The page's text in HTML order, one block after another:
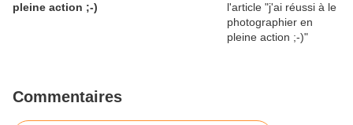
pleine action ;-)
Commentaires